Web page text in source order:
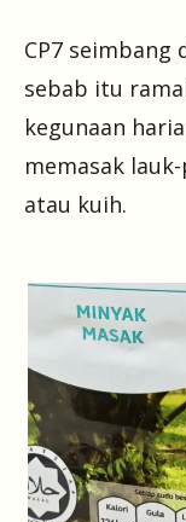
CP7 seimbang
sebab itu
kegunaan
memasak
atau kuih.